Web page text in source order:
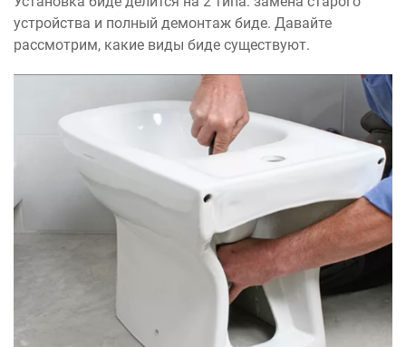
устройства и полный демонтаж биде. Давайте
рассмотрим, какие виды биде существуют.